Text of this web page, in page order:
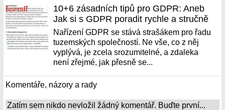
10+6 zásadních tipů pro GDPR: Aneb
Jak si s GDPR poradit rychle a stručně
Nařízení GDPR se stává strašákem pro řadu
tuzemských společností. Ne vše, co z něj
vyplývá, je zcela srozumitelné, a zdaleka
není zřejmé, jak přesně se...
Komentáře, názory a rady
Zatím sem nikdo nevložil žádný komentář. Buďte první...